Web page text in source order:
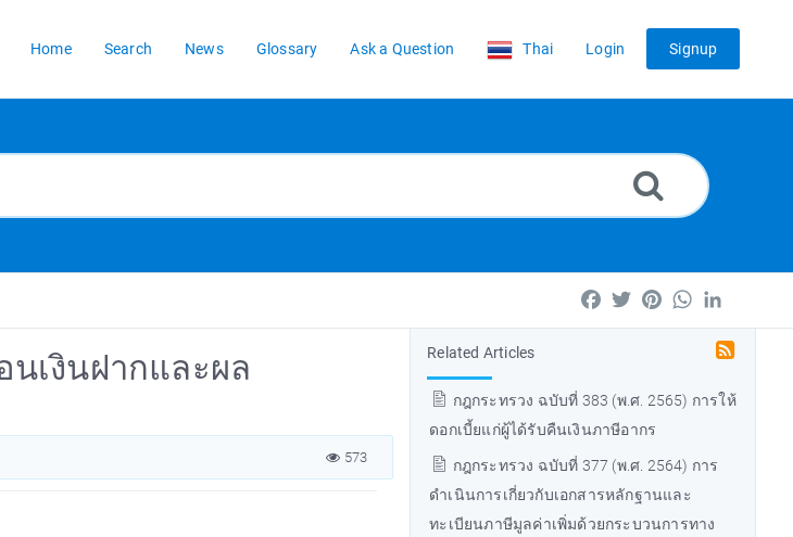
Home Search News Glossary Ask a Question Thai Login Signup
Facebook
TwitterPinterestWhatsApp
Related Articles
กฎกระทรวง ฉบับที่ 383 (พ.ศ. 2565) การให้
ดอกเบี้ยแก่ผู้ได้รับคืนเงินภาษีอากร
กฎกระทรวง ฉบับที่ 377 (พ.ศ. 2564) การ
ดำเนินการเกี่ยวกับเอกสารหลักฐานและ
ทะเบียนภาษีมูลค่าเพิ่มด้วยกระบวนการทาง
เงินฝากและผล
573